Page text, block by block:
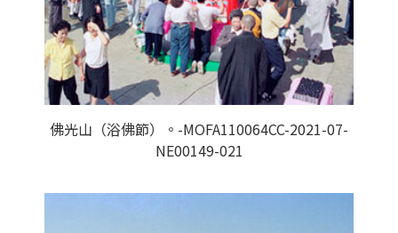
佛光山（浴佛節）。-MOFA110064CC-2021-07-
NE00149-021